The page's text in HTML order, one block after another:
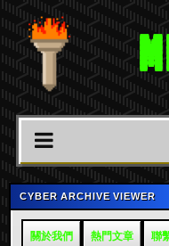
CYBER ARCHIVE VIEWER
關於我們 熱門文章 聯